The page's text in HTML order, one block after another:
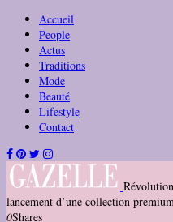
Accueil
People
Actus
Traditions
Mode
Beauté
Lifestyle
Contact
lancement d’une collection
0Shares